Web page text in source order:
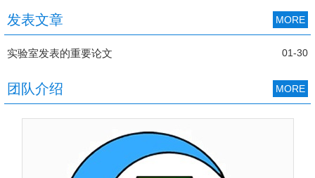
发表文章 MORE
实验室发表的重要论文 01-30
团队介绍 MORE